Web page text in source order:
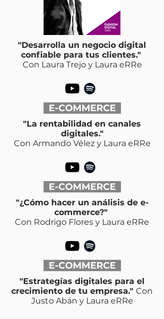
"Desarrolla un negocio digital
confiable para tus clientes."
Con Laura Trejo y Laura eRRe
E-COMMERCE
"La rentabilidad en canales
digitales."
Con Armando Vélez y Laura eRRe
E-COMMERCE
"¿Cómo hacer un análisis de e-
commerce?"
Con Rodrigo Flores y Laura eRRe
E-COMMERCE
"Estrategías digitales para el
crecimiento de tu empresa." Con
Justo Abán y Laura eRRe